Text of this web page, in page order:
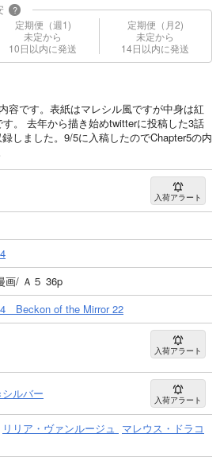
?
定期便（週1)
未定から
10日以内に発送
定期便（月2)
未定から
14日以内に発送
容です。表紙はマレシル風ですが中身は紅
。 去年から描き始めtwitterに投稿した3話
しました。9/5に入稿したのでChapter5の内
入荷アラート
画/ Ａ５ 36p
Beckon of the Mirror 22
入荷アラート
ルバー 入荷アラート
リリア・ヴァンルージュ
マレウス・ドラコ